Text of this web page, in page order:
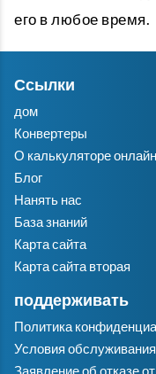
его в любое время.
Ссылки
дом
Конвертеры
О калькуляторе онлайн
Блог
Нанять нас
База знаний
Карта сайта
Карта сайта вторая
поддерживать
Политика
Условия обслуживания
Заявление об отказе